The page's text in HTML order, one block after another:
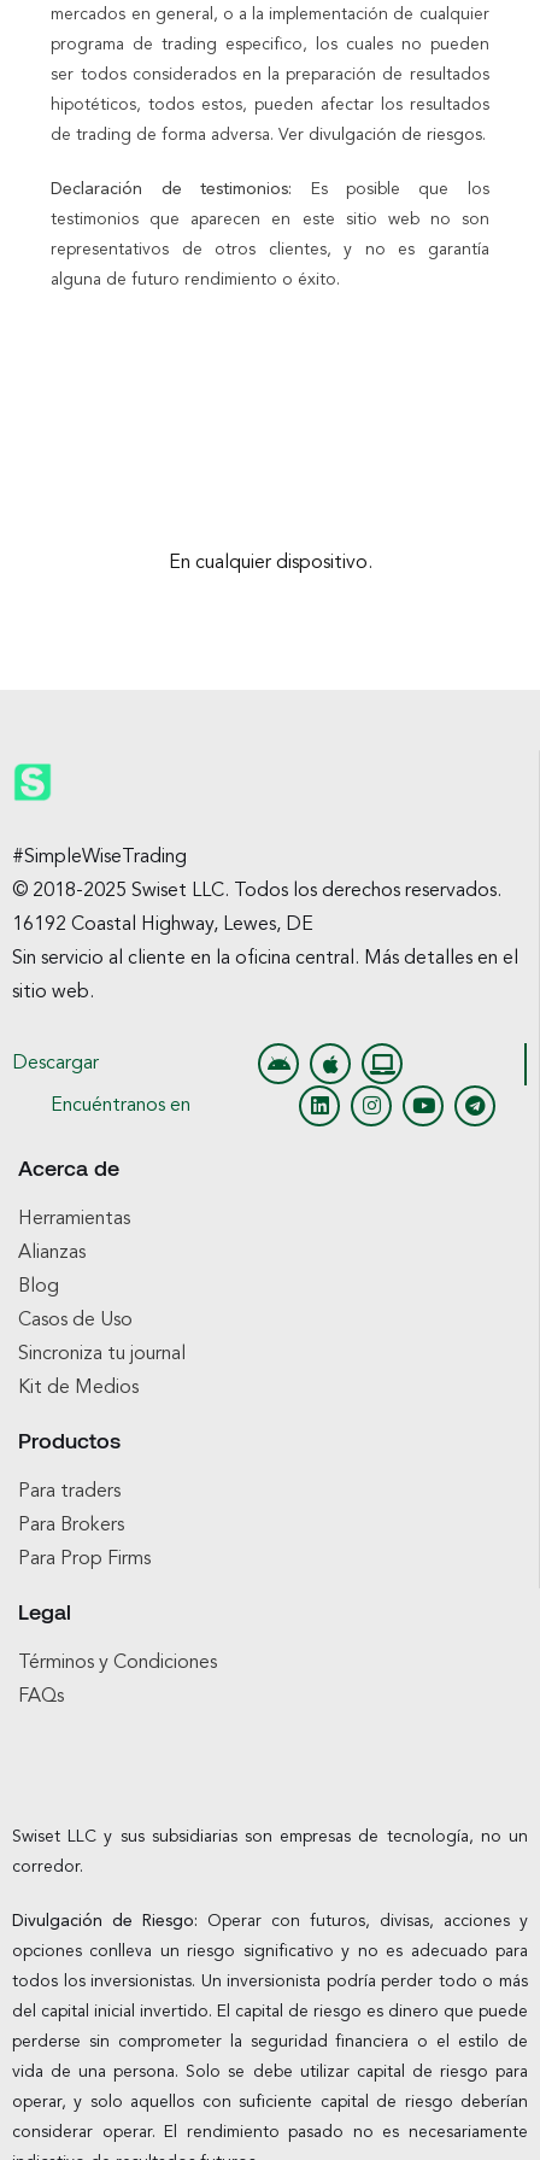
mercados en general, o a la implementación de cualquier
programa de trading especifico, los cuales no pueden
ser todos considerados en la preparación de resultados
hipotéticos, todos estos, pueden afectar los resultados
de trading de forma adversa. Ver divulgación de riesgos.
Declaración de testimonios: Es posible que los
testimonios que aparecen en este sitio web no son
representativos de otros clientes, y no es garantía
alguna de futuro rendimiento o éxito.
En cualquier dispositivo.
#SimpleWiseTrading
© 2018-2025 Swiset LLC. Todos los derechos reservados.
16192 Coastal Highway, Lewes, DE
Sin servicio al cliente en la oficina central. Más detalles en el
sitio web.
Descargar
Encuéntranos en
Acerca de
Herramientas
Alianzas
Blog
Casos de Uso
Sincroniza tu journal
Kit de Medios
Productos
Para traders
Para Brokers
Para Prop Firms
Legal
Términos y Condiciones
FAQs
Swiset LLC y sus subsidiarias son empresas de tecnología, no un
corredor.
Divulgación de Riesgo: Operar con futuros, divisas, acciones y
opciones conlleva un riesgo significativo y no es adecuado para
todos los inversionistas. Un inversionista podría perder todo o más
del capital inicial invertido. El capital de riesgo es dinero que puede
perderse sin comprometer la seguridad financiera o el estilo de
vida de una persona. Solo se debe utilizar capital de riesgo para
operar, y solo aquellos con suficiente capital de riesgo deberían
considerar operar. El rendimiento pasado no es necesariamente